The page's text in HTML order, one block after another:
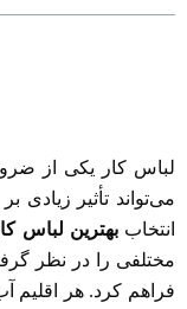
لباس کار یکی از
می‌تواند تأثیر زیادی
انتخاببهترین لباس
مختلفی را در نظر
فراهم کرد. هر